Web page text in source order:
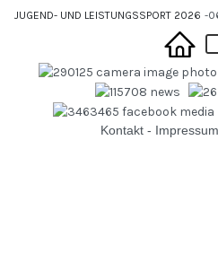
JUGEND- UND LEISTUNGSSPORT 2026
Kontakt - Impressum